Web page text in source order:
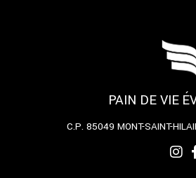
PAIN DE VIE
C.P. 85049 MONT-SAINT-